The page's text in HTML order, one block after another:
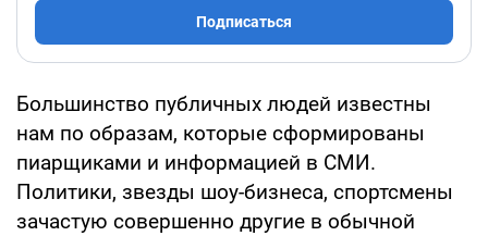
Подписаться
Большинство публичных людей известны
нам по образам, которые сформированы
пиарщиками и информацией в СМИ.
Политики, звезды шоу-бизнеса, спортсмены
зачастую совершенно другие в обычной